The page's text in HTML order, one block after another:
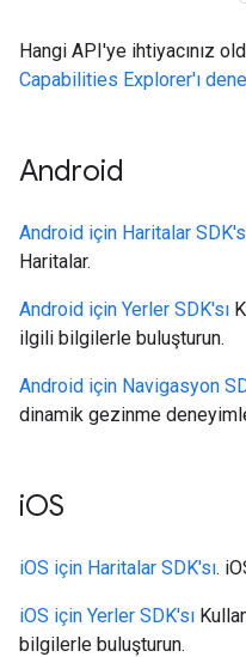
Hangi API'ye ihtiyacınız
Capabilities Explorer'ı
Android
Android için Haritalar
Haritalar.
Android için Yerler SDK'sı
ilgili bilgilerle buluşturun.
Android için Navigasyon
dinamik gezinme
iOS
iOS için Haritalar SDK'sı.
iOS için Yerler SDK'sı
bilgilerle buluşturun.